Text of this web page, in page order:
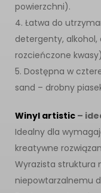
powierzchni).
4. Łatwa do
detergenty, alkohol,
rozcieńczone
5. Dostępna w
sand – drobny
Winyl artistic –
Idealny dla
kreatywne
Wyrazista struktura
niepowtarzalnemu